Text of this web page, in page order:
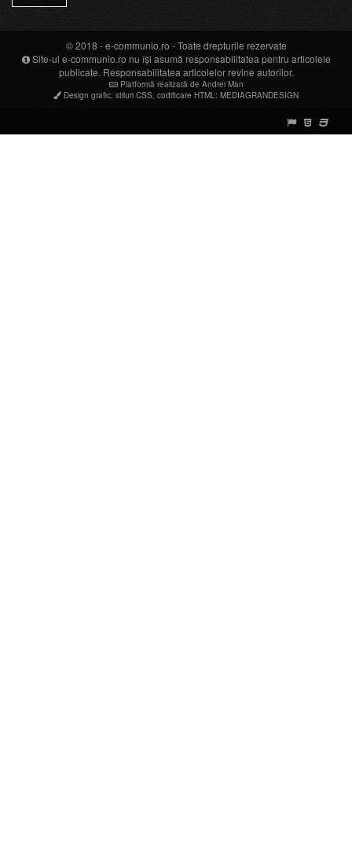
© 2018 -e-communio.ro - Toate drepturile rezervate
Site-ul e-communio.ro nu își asumă responsabilitatea pentru articolele
publicate. Responsabilitatea articolelor revine autorilor.
Platformă realizată de Andrei Man
Design grafic stiluri CSS codificare HTML : MEDIAGRANDESIGN